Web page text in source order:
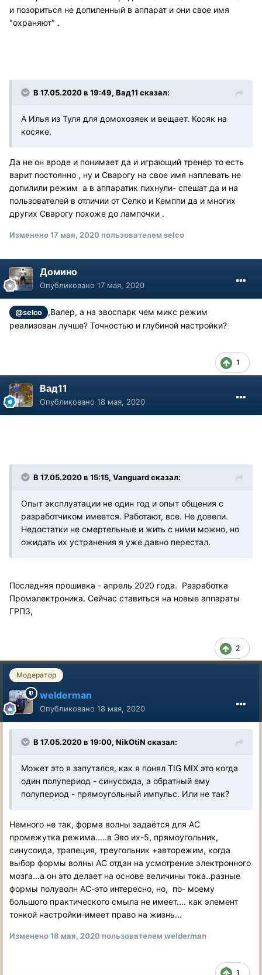
и позориться не допиленный в аппарат и они свое имя
"охраняют" .
В 17.05.2020 в 19:49, Вад11 сказал:
А Илья из Туля для домохозяек и вещает. Косяк на
косяке.
Да не он вроде и понимает да и играющий тренер то есть
варит постоянно , ну и Сварогу на свое имя наплевать не
допилили режим а в аппаратик пихнули- спешат да и на
пользователей в отличии от Селко и Кемппи да и многих
других Сварогу похоже до лампочки .
Изменено17 мая, 2020пользователем selco
Домино
Опубликовано 17 мая, 2020
@selco
,Валер, а на эвоспарк чем микс режим
реализован лучше? Точностью и глубиной настройки?
1
Вад11
Опубликовано 18 мая, 2020
В 17.05.2020 в 15:15, Vanguard сказал:
Опыт эксплуатации не один год и опыт общения с
разработчиком имеется. Работают, все. Не довели.
Недостатки не смертельные и жить с ними можно, но
ожидать их устранения я уже давно перестал.
Последняя прошивка - апрель 2020 года. Разработка
Промэлектроника. Сейчас ставиться на новые аппараты
ГРПЗ,
2
Модератор
welderman
Опубликовано 18 мая, 2020
В 17.05.2020 в 19:00, NikOtiN сказал:
Может это я запутался, как я понял TIG MIX это когда
один полупериод - синусоида, а обратный ему
полупериод - прямоугольный импульс. Или не так?
Немного не так, форма волны задаётся для АС
промежутка режима.....в Эво их-5, прямоугольник,
синусоида, трапеция, треугольник +авторежим, когда
выбор формы волны АС отдан на усмотрение электронного
мозга...а он это делает на основе величины тока..разные
формы полуволн АС-это интересно, но, по- моему
большого практического смыла не имеет.... как элемент
тонкой настройки-имеет право на жизнь...
Изменено18 мая, 2020пользователем welderman
1